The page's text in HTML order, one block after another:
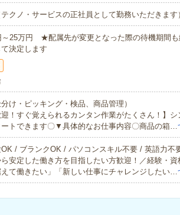
クノ・サービスの正社員として勤務いただきます）
～25万円 ★配属先が変更となった際の待機期間
決定します
け・ピッキング・検品、商品管理）
迎！すぐ覚えられるカンタン作業がたくさん！】
ートできます〇▼具体的なお仕事内容〇商品の箱…
/ ブランクOK / パソコンスキル不要 / 英語力不
安定した働き方を目指したい方歓迎！／経験・
えて働きたい」「新しい仕事にチャレンジしたい…